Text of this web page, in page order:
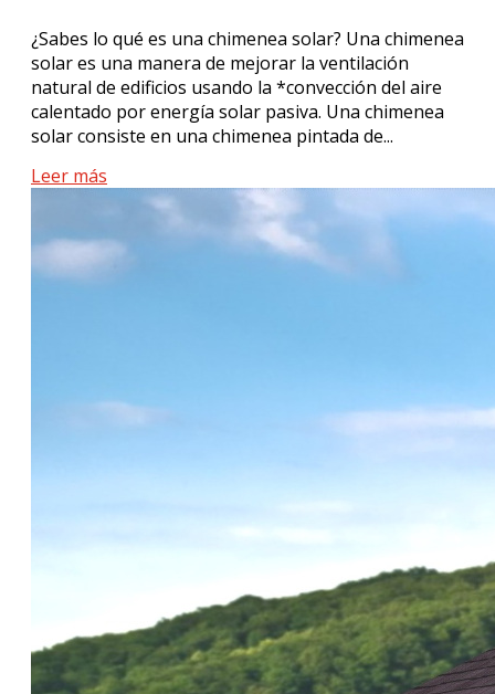
¿Sabes lo qué es una chimenea solar? Una chimenea
solar es una manera de mejorar la ventilación
natural de edificios usando la *convección del aire
calentado por energía solar pasiva. Una chimenea
solar consiste en una chimenea pintada de...
Leer más